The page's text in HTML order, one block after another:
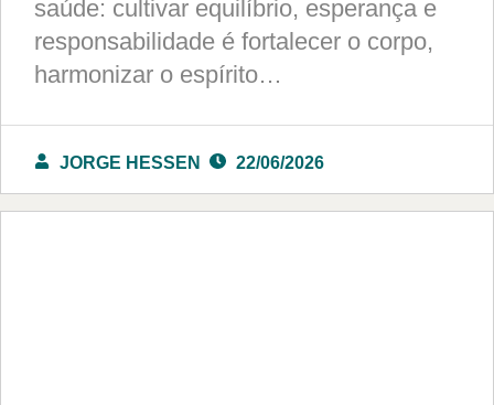
saúde: cultivar equilíbrio, esperança e
responsabilidade é fortalecer o corpo,
harmonizar o espírito…
JORGE HESSEN 22/06/2026